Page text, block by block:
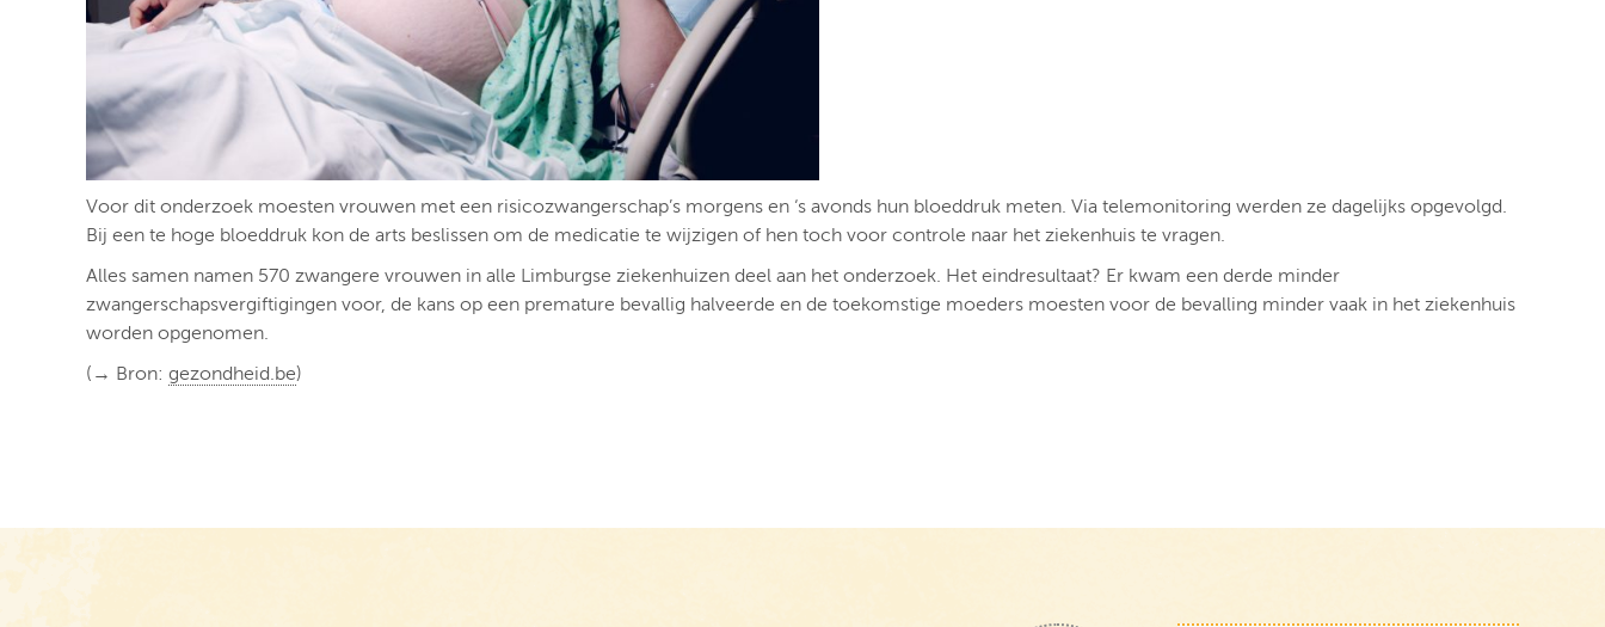
Voor dit onderzoek moesten vrouwen met een risicozwangerschap’s morgens en ‘s avonds hun bloeddruk meten. Via telemonitoring werden ze dagelijks opgevolgd.
Bij een te hoge bloeddruk kon de arts beslissen om de medicatie te wijzigen of hen toch voor controle naar het ziekenhuis te vragen.
Alles samen namen 570 zwangere vrouwen in alle Limburgse ziekenhuizen deel aan het onderzoek. Het eindresultaat? Er kwam een derde minder
zwangerschapsvergiftigingen voor, de kans op een premature bevallig halveerde en de toekomstige moeders moesten voor de bevalling minder vaak in het ziekenhuis
worden opgenomen.
(→ Bron: gezondheid.be)